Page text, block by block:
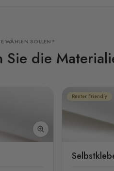
WÄHLEN SOLLEN?
Sie die
Renter Friendly